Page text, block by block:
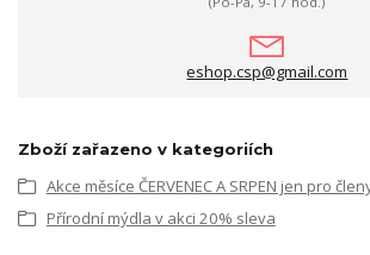
eshop.csp@gmail.com
Zboží zařazeno v kategoriích
Akce měsíce ČERVENEC A SRPEN jen pro
Přírodní mýdla v akci 20% sleva